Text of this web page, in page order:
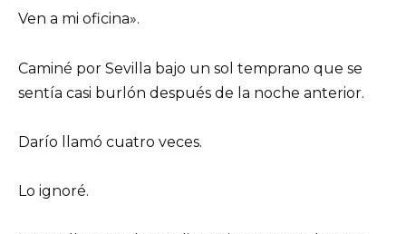
Ven a mi oficina».
Caminé por Sevilla bajo un sol temprano que se
sentía casi burlón después de la noche anterior.
Darío llamó cuatro veces.
Lo ignoré.